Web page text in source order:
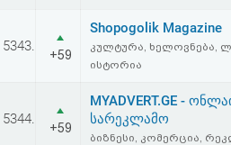
ავტორიზაცია
პაროლის
5343.
+59
Shopogolik Magazine
კულტურა, ხელოვნება,
ისტორია
5344.
+59
MYADVERT.GE -
სარეკლამო
ბიზნესი, კომერცია,